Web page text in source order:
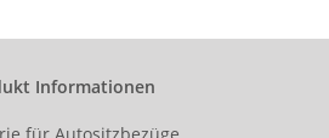
Informationen
für Autositzbezüge